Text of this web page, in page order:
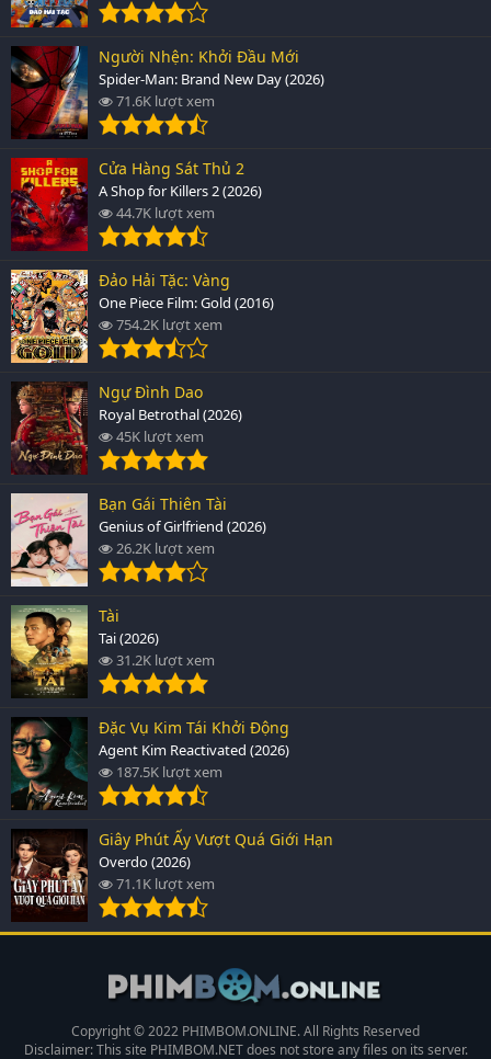
Người Nhện: Khởi Đầu Mới
Spider-Man: Brand New Day (2026)
71.6K lượt xem
Cửa Hàng Sát Thủ 2
A Shop for Killers 2 (2026)
44.7K lượt xem
Đảo Hải Tặc: Vàng
One Piece Film: Gold (2016)
754.2K lượt xem
Ngự Đình Dao
Royal Betrothal (2026)
45K lượt xem
Bạn Gái Thiên Tài
Genius of Girlfriend (2026)
26.2K lượt xem
Tài
Tai (2026)
31.2K lượt xem
Đặc Vụ Kim Tái Khởi Động
Agent Kim Reactivated (2026)
187.5K lượt xem
Giây Phút Ấy Vượt Quá Giới Hạn
Overdo (2026)
71.1K lượt xem
Copyright © 2022 PHIMBOM.ONLINE. All Rights Reserved
Disclaimer: This site PHIMBOM.NETdoes not store any files on its server.